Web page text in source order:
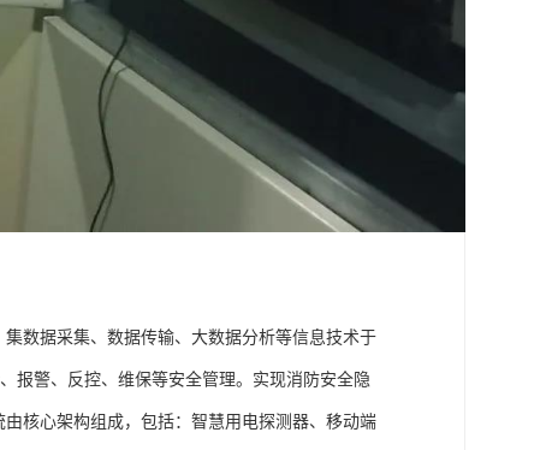
数据采集、数据传输、大数据分析等信息技术于
报警、反控、维保等安全管理。实现消防安全隐
核心架构组成，包括：智慧用电探测器、移动端